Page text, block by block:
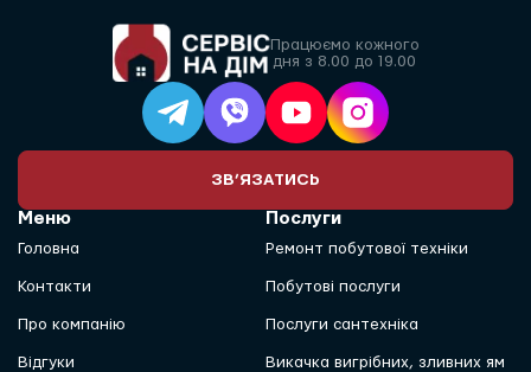
Працюємо кожного
дня з 8.00 до 19.00
ЗВ’ЯЗАТИСЬ
Меню
Головна
Контакти
Про компанію
Відгуки
Послуги
Ремонт побутової техніки
Побутові послуги
Послуги сантехніка
Викачка вигрібних, зливних ям